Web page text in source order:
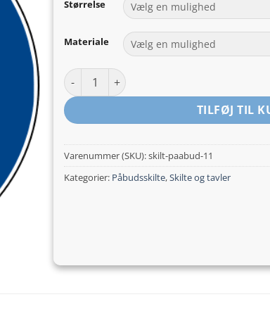
Størrelse
Materiale
Beskyttelseshandsker - Påbudsskilt antal
TILFØJ TIL
Varenummer (SKU):skilt-paabud-11
Kategorier: Påbudsskilte,Skilte og tavler